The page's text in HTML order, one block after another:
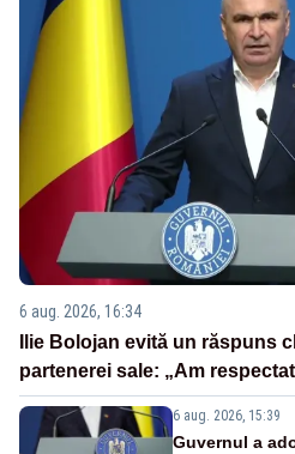
6 aug. 2026, 16:34
Ilie Bolojan evită un răspuns
partenerei sale: „Am
6 aug. 2026, 15:39
Guvernul a